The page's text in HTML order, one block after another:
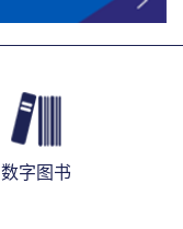
数字图书